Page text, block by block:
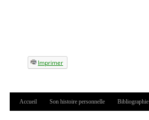
Imprimer
Menu principal
Accueil Son histoire personnelle Bibliographie